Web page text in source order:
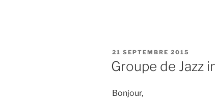
PUBLIÉ
LE
21 SEPTEMBRE 2015
Groupe de Jazz
Bonjour,